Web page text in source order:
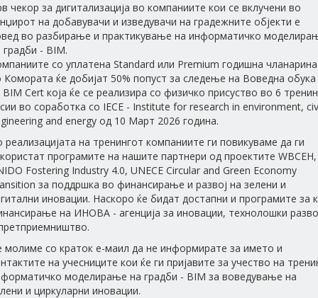
чекор за дигитализација во компаниите кои се вклучени во
на добавувачи и изведувачи на градежните објекти е
во разбирање и практикување на информатичко
градби - BIM.
со уплатена Standard или Premium годишна чланарина
Комората ќе добијат 50% попуст за следење на Воведна обука
BIM Cert која ќе се реализира со физичко присуство во 6
во соработка со IECE - Institute for research in environment,
and energy од 10 Март 2026 година.
реализацијата на тренингот компаниите ги повикуваме да ги
програмите на нашите партнери од проектите WBCEH,
Fostering Industry 4.0, UNECE Circular and Green Economy
за поддршка во финансирање и развој на зелени и
иновации. Наскоро ќе бидат достапни и програмите за
на ИНОВА - агенција за иновации, технолошки
молиме со краток е-маил да не информирате за името и
на учесниците кои ќе ги пријавите за учество на
моделирање на градби - BIM за воведување на
и циркуларни иновации.